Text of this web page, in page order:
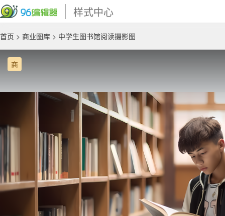
样式中心
首页 > 商业图库 > 中学生图书馆阅读摄影图
商